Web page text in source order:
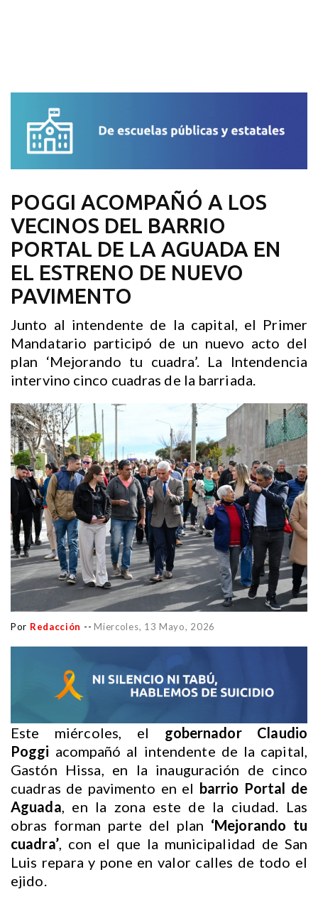
POGGI ACOMPAÑÓ A LOS
VECINOS DEL BARRIO
PORTAL DE LA AGUADA EN
EL ESTRENO DE NUEVO
PAVIMENTO
Junto al intendente de la capital, el Primer
Mandatario participó de un nuevo acto del
plan ‘Mejorando tu cuadra’. La Intendencia
intervino cinco cuadras de la barriada.
Por Redacción -- Miercoles, 13 Mayo, 2026
Este miércoles, el gobernador Claudio
Poggi acompañó al intendente de la capital,
Gastón Hissa, en la inauguración de cinco
cuadras de pavimento en el barrio Portal de
Aguada, en la zona este de la ciudad. Las
obras forman parte del plan ‘Mejorando tu
cuadra’, con el que la municipalidad de San
Luis repara y pone en valor calles de todo el
ejido.